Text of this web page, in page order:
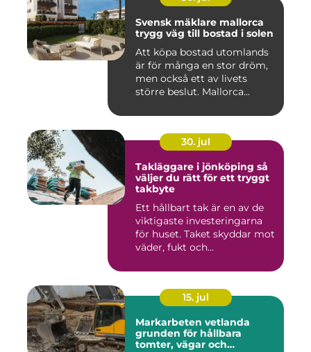
Svensk mäklare mallorca
trygg väg till bostad i solen
Att köpa bostad utomlands
är för många en stor dröm,
men också ett av livets
större beslut. Mallorca...
30. jul
Takläggare i jönköping så
väljer du rätt för ett tryggt
takbyte
Ett hållbart tak är en av de
viktigaste investeringarna
för huset. Taket skyddar mot
väder, fukt och...
15. jul
Markarbeten vetlanda
grunden för hållbara
tomter, vägar och